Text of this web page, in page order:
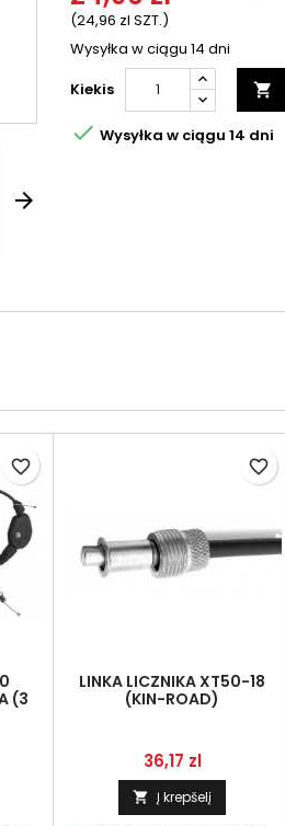

(24,96 zl SZT.)
Wysyłka w ciągu 14 dni
Kiekis

 Wysyłka w ciągu 14 dni
(3
favorite_border
LINKA LICZNIKA XT50-18
(KIN-ROAD)
Kaina
36,17 zl
 Į krepšelį
favorite_border